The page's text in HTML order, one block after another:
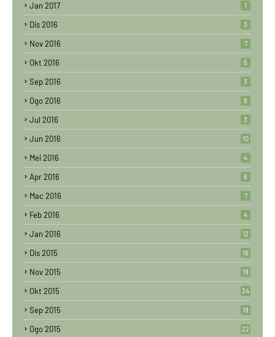
Jan 2017 1
Dis 2016 3
Nov 2016 7
Okt 2016 5
Sep 2016 3
Ogo 2016 9
Jul 2016 3
Jun 2016 10
Mei 2016 4
Apr 2016 6
Mac 2016 7
Feb 2016 4
Jan 2016 12
Dis 2015 16
Nov 2015 19
Okt 2015 24
Sep 2015 19
Ogo 2015 22